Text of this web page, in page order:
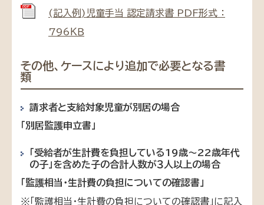
(記入例)児童手当 認定請求書 PDF形式 ：
796ＫＢ
その他、ケースにより追加で必要となる書
類
請求者と支給対象児童が別居の場合
「別居監護申立書」
「受給者が生計費を負担している19歳～22歳年代
の子」を含めた子の合計人数が３人以上の場合
「監護相当・生計費の負担についての確認書」
※「監護相当・生計費の負担についての確認書」に記入